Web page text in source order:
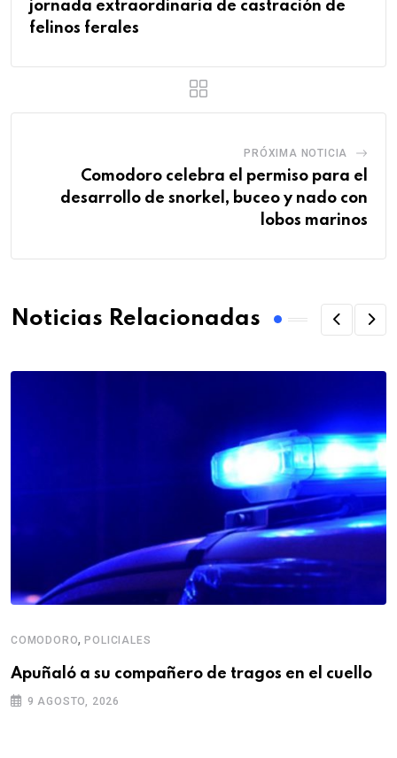
jornada extraordinaria de castración de
felinos ferales
PRÓXIMA NOTICIA
Comodoro celebra el permiso para el
desarrollo de snorkel, buceo y nado con
lobos marinos
Noticias Relacionadas
COMODORO,POLICIALES
Apuñaló a su compañero de tragos en el cuello
9 AGOSTO, 2026